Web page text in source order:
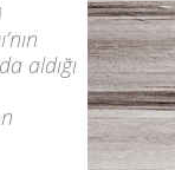
aldığı